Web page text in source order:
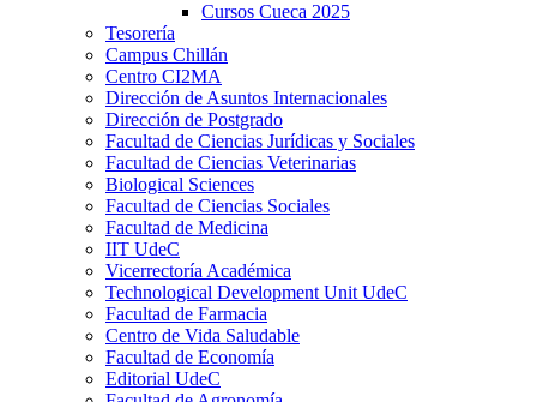
Cursos Cueca 2025
Tesorería
Campus Chillán
Centro CI2MA
Dirección de Asuntos Internacionales
Dirección de Postgrado
Facultad de Ciencias Jurídicas y Sociales
Facultad de Ciencias Veterinarias
Biological Sciences
Facultad de Ciencias Sociales
Facultad de Medicina
IIT UdeC
Vicerrectoría Académica
Technological Development Unit UdeC
Facultad de Farmacia
Centro de Vida Saludable
Facultad de Economía
Editorial UdeC